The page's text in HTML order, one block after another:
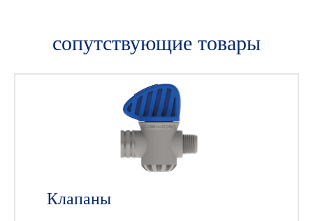
сопутствующие товары
Клапаны